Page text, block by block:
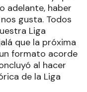
adelante, haber
gusta. Todos
Liga
que la próxima
formato acorde
al hacer
de la Liga